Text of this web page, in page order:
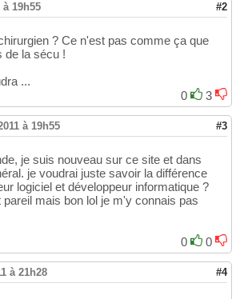
à 19h55 #2
? Ce n'est pas comme ça que
de la sécu !
...
0
3
à 19h55 #3
je suis nouveau sur ce site et dans
je voudrai juste savoir la différence
logiciel et développeur informatique ?
mais bon lol je m'y connais pas
0
0
à 21h28 #4